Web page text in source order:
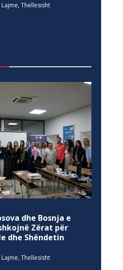
Lajme, Thellesisht
dhe Bosnja e
Zërat për
dhe Shëndetin
Lajme, Thellesisht